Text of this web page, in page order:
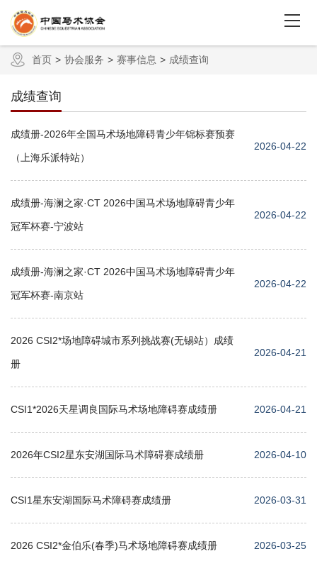
首页 协会服务 赛事信息 成绩查询
成绩查询
成绩册-2026年全国马术场地障碍青少年锦标赛预赛
（上海乐派特站）
2026-04-22
成绩册-海澜之家·CT 2026中国马术场地障碍青少年
冠军杯赛-宁波站
2026-04-22
成绩册-海澜之家·CT 2026中国马术场地障碍青少年
冠军杯赛-南京站
2026-04-22
2026 CSI2*场地障碍城市系列挑战赛(无锡站）成绩
册
2026-04-21
CSI1*2026天星调良国际马术场地障碍赛成绩册 2026-04-21
2026年CSI2星东安湖国际马术障碍赛成绩册 2026-04-10
CSI1星东安湖国际马术障碍赛成绩册 2026-03-31
2026 CSI2*金伯乐(春季)马术场地障碍赛成绩册 2026-03-25